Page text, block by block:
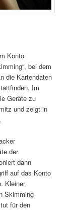
Konto
bei dem
die Kartendaten
Im
Geräte zu
und zeigt in
der
dann
auf das Konto
Kleiner
Skimming
für den